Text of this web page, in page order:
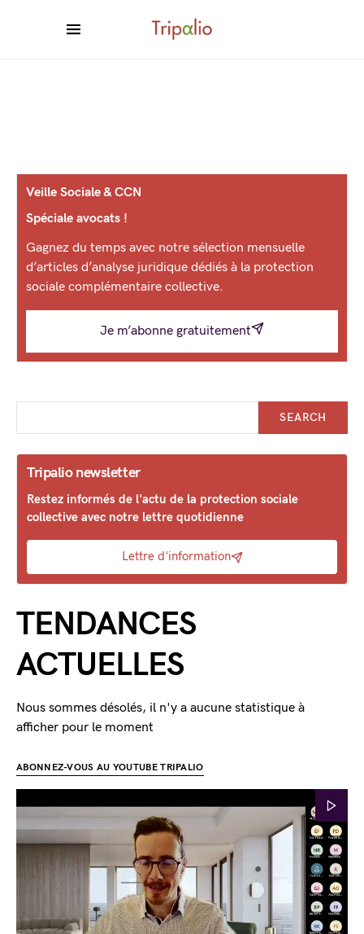
Veille Sociale & CCN
Spéciale avocats !
Gagnez du temps avec notre sélection mensuelle
d’articles d’analyse juridique dédiés à la protection
sociale complémentaire collective.
Je m’abonne gratuitement
SEARCH
Tripalio newsletter
Restez informés de l'actu de la protection sociale
collective avec notre lettre quotidienne
Lettre d'information
TENDANCES
ACTUELLES
Nous sommes désolés, il n'y a aucune statistique à
afficher pour le moment
ABONNEZ-VOUS AU YOUTUBE TRIPALIO